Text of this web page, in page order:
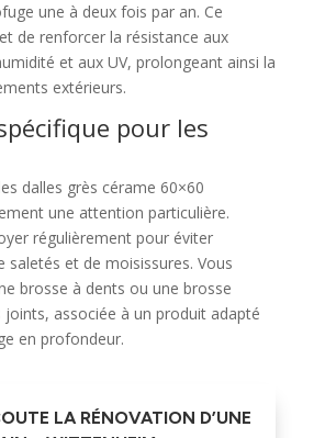
une à deux fois par an. Ce
de renforcer la résistance aux
et aux UV, prolongeant ainsi la
extérieurs.
pour les
dalles grès cérame 60×60
une attention particulière.
régulièrement pour éviter
saletés et de moisissures. Vous
brosse à dents ou une brosse
joints, associée à un produit adapté
en profondeur.
LA RÉNOVATION D’UNE